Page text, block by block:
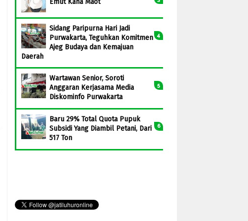
Sidang Paripurna Hari Jadi
Purwakarta, Teguhkan Komitmen
Ajeg Budaya dan Kemajuan
Daerah
Wartawan Senior, Soroti
Anggaran Kerjasama Media
Diskominfo Purwakarta
Baru 29% Total Quota Pupuk
Subsidi Yang Diambil Petani, Dari
517 Ton